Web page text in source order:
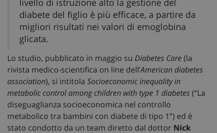
diabete del figlio è più efficace, a partire da
migliori risultati nei valori di emoglobina
glicata.
Lo studio, pubblicato in maggio su Diabetes Care(la
rivista medico-scientifica on line dell’American diabetes
association), si intitola Socioeconomic inequality in
metabolic control among children with type 1 diabetes(“La
diseguaglianza socioeconomica nel controllo
metabolico tra bambini con diabete di tipo 1”) ed è
stato condotto da un team diretto dal dottor Nick